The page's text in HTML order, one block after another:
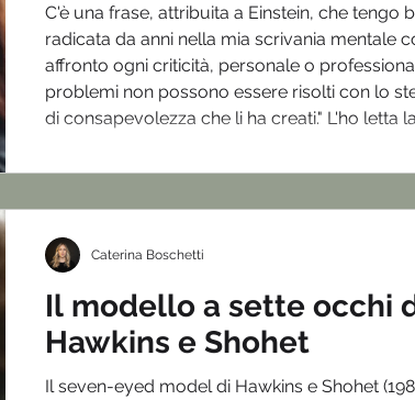
C'è una frase, attribuita a Einstein, che tengo
radicata da anni nella mia scrivania mentale
affronto ogni criticità, personale o
problemi non possono essere risolti con lo
di consapevolezza che li ha creati." L'ho letta
rileggendo per la seconda volta
Il modello a sette occhi
Hawkins e Shohet
Il seven-eyed model di Hawkins e Shohet
Caterina Boschetti